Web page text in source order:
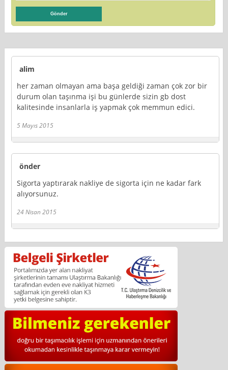
alim
her zaman olmayan ama başa geldiği zaman çok zor bir
durum olan taşınma işi bu günlerde sizin gb dost
kalitesinde insanlarla iş yapmak çok memmun edici.
5 Mayıs 2015
önder
Sigorta yaptırarak nakliye de sigorta için ne kadar fark
alıyorsunuz.
24 Nisan 2015